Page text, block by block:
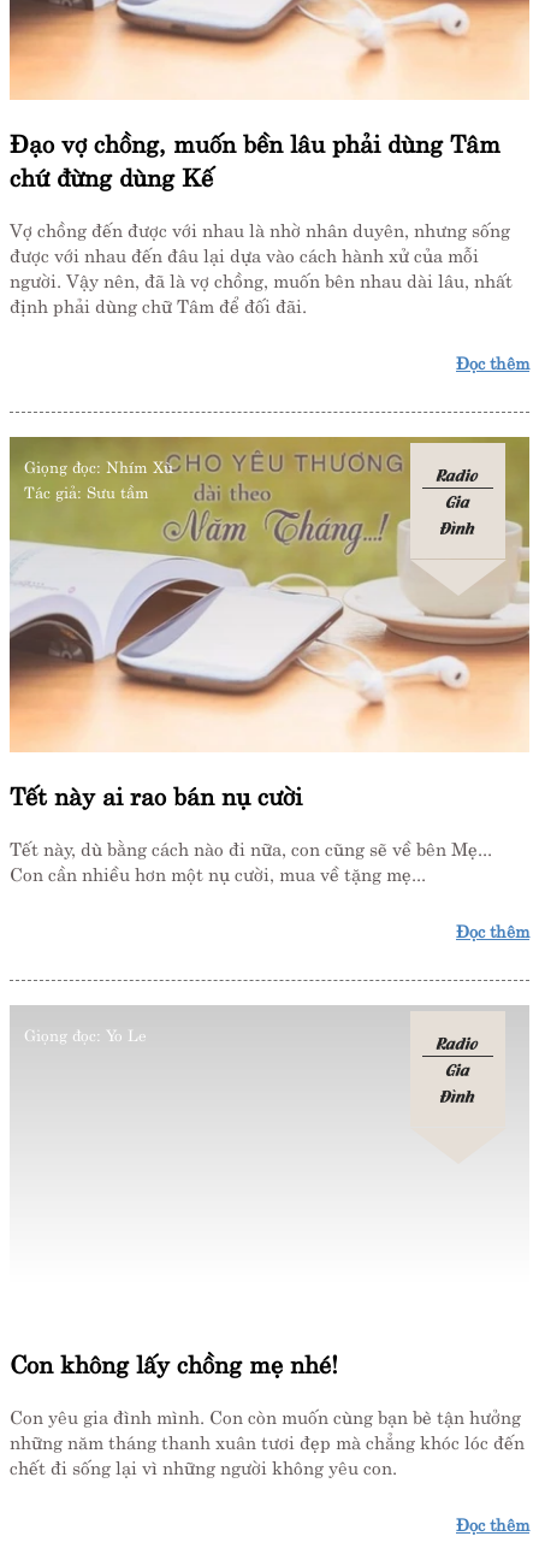
Đạo vợ chồng, muốn bền lâu phải dùng Tâm
chứ đừng dùng Kế
Vợ chồng đến được với nhau là nhờ nhân duyên, nhưng sống
được với nhau đến đâu lại dựa vào cách hành xử của mỗi
người. Vậy nên, đã là vợ chồng, muốn bên nhau dài lâu, nhất
định phải dùng chữ Tâm để đối đãi.
Đọc thêm
Giọng đọc: Nhím Xù
Tác giả: Sưu tầm
Radio
Gia
Đình
Tết này ai rao bán nụ cười
Tết này, dù bằng cách nào đi nữa, con cũng sẽ về bên Mẹ...
Con cần nhiều hơn một nụ cười, mua về tặng mẹ...
Đọc thêm
Giọng đọc: Yo Le
Radio
Gia
Đình
Con không lấy chồng mẹ nhé!
Con yêu gia đình mình. Con còn muốn cùng bạn bè tận hưởng
những năm tháng thanh xuân tươi đẹp mà chẳng khóc lóc đến
chết đi sống lại vì những người không yêu con.
Đọc thêm